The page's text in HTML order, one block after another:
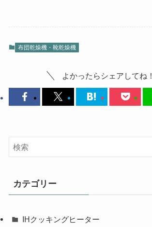
布団乾燥機・靴乾燥機
よかったらシェアしてね！
カテゴリー
IHクッキングヒーター